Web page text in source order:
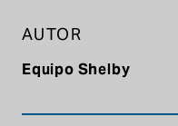
AUTOR
Equipo Shelby